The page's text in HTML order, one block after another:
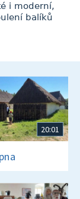
i moderní,
balíků
20:01